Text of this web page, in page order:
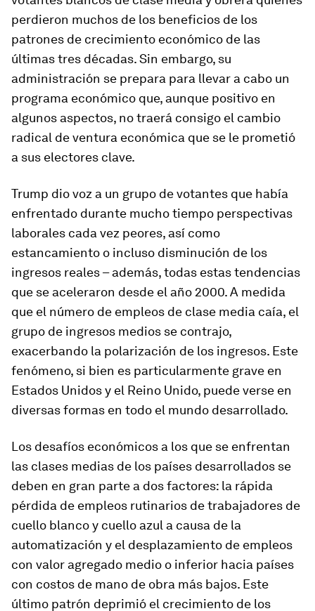
perdieron muchos de los beneficios de los
patrones de crecimiento económico de las
últimas tres décadas. Sin embargo, su
administración se prepara para llevar a cabo un
programa económico que, aunque positivo en
algunos aspectos, no traerá consigo el cambio
radical de ventura económica que se le prometió
a sus electores clave.
Trump dio voz a un grupo de votantes que había
enfrentado durante mucho tiempo perspectivas
laborales cada vez peores, así como
estancamiento o incluso disminución de los
ingresos reales – además, todas estas tendencias
que se aceleraron desde el año 2000. A medida
que el número de empleos de clase media caía, el
grupo de ingresos medios se contrajo,
exacerbando la polarización de los ingresos. Este
fenómeno, si bien es particularmente grave en
Estados Unidos y el Reino Unido, puede verse en
diversas formas en todo el mundo desarrollado.
Los desafíos económicos a los que se enfrentan
las clases medias de los países desarrollados se
deben en gran parte a dos factores: la rápida
pérdida de empleos rutinarios de trabajadores de
cuello blanco y cuello azul a causa de la
automatización y el desplazamiento de empleos
con valor agregado medio o inferior hacia países
con costos de mano de obra más bajos. Este
último patrón deprimió el crecimiento de los